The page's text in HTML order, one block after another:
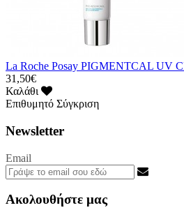
La Roche Posay PIGMENTCAL UV
31,50€
Καλάθι
Επιθυμητό Σύγκριση
Newsletter
Email
Ακολουθήστε μας